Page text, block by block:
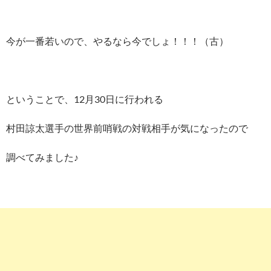
今が一番若いので、やるなら今でしょ！！！（古）
ということで、12月30日に行われる
村田諒太選手の世界前哨戦の対戦相手が気になったので
調べてみました♪